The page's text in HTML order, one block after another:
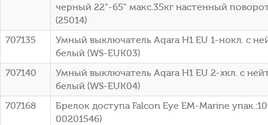
черный 22"-65" макс.35кг настенный
(25014)
707135
Умный выключатель Aqara H1 EU 1-нокл. с
белый (WS-EUK03)
707140
Умный выключатель Aqara H1 EU 2-хкл. с
белый (WS-EUK04)
707168
Брелок доступа Falcon Eye EM-Marine
00201546)